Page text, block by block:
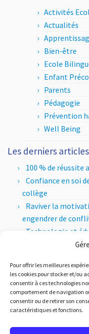
Pour offrir les meilleures
les cookies pour stocker et/ou
consentir à ces technologies
comportement de navigation
consentir ou de retirer son
caractéristiques et fonctions.
Activités
Actualités
Bien-être
Ecole
Enfant
Parents
Pédagogie
Prévention
Well Being
Les derniers articles
100 % de réussite
Confiance en soi
collège
Raviver la
engendrer de
Technologie et
entre apports
marche ?
Les articles par
Les
articles